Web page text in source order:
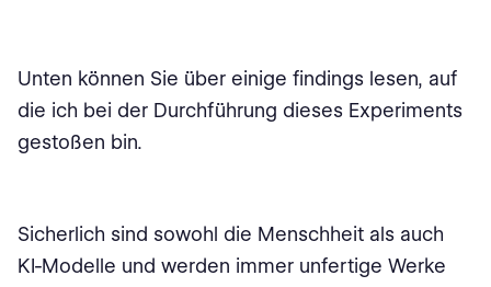
Unten können Sie über einige findings lesen, auf
die ich bei der Durchführung dieses Experiments
gestoßen bin.
Sicherlich sind sowohl die Menschheit als auch
KI-Modelle und werden immer unfertige Werke